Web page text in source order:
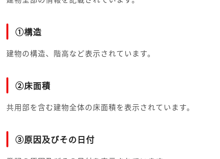
①構造
建物の構造、階高など表示されています。
②床面積
共用部を含む建物全体の床面積を表示されています。
③原因及びその日付